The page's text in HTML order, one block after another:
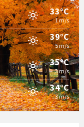
33°C
1 m/s
39°C
5 m/s
35°C
3 m/s
34°C
3 m/s